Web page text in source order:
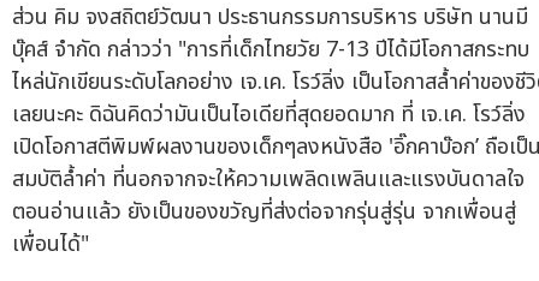
ส่วน คิม จงสถิตย์วัฒนา ประธานกรรมการบริหาร บริษัท นานมี
บุ๊คส์ จำกัด กล่าวว่า "การที่เด็กไทยวัย 7-13 ปีได้มีโอกาสกระทบ
ไหล่นักเขียนระดับโลกอย่าง เจ.เค. โรว์ลิ่ง เป็นโอกาสล้ำค่าของชี
เลยนะคะ ดิฉันคิดว่ามันเป็นไอเดียที่สุดยอดมาก ที่ เจ.เค. โรว์ลิ่ง
เปิดโอกาสตีพิมพ์ผลงานของเด็กๆลงหนังสือ 'อิ๊กคาบ๊อก’ ถือเป็
สมบัติล้ำค่า ที่นอกจากจะให้ความเพลิดเพลินและแรงบันดาลใจ
ตอนอ่านแล้ว ยังเป็นของขวัญที่ส่งต่อจากรุ่นสู่รุ่น จากเพื่อนสู่
เพื่อนได้"